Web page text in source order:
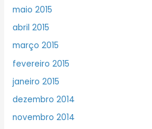
maio 2015
abril 2015
março 2015
fevereiro 2015
janeiro 2015
dezembro 2014
novembro 2014